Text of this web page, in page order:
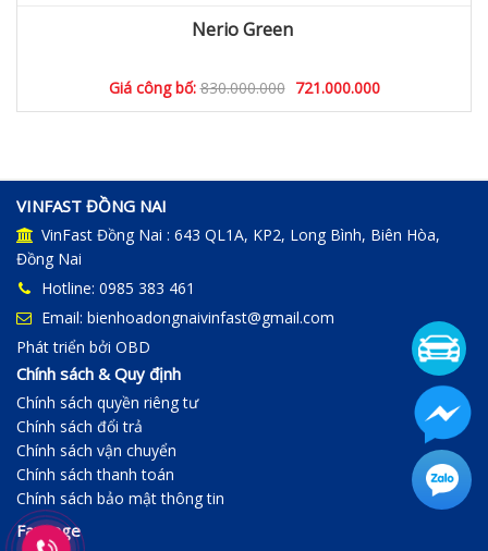
Nerio Green
Giá công bố:830.000.000 721.000.000
VINFAST ĐỒNG NAI
VinFast Đồng Nai : 643 QL1A, KP2, Long Bình, Biên Hòa,
Đồng Nai
Hotline: 0985 383 461
Email: bienhoadongnaivinfast@gmail.com
Phát triển bởi OBD
Chính sách & Quy định
Chính sách quyền riêng tư
Chính sách đổi trả
Chính sách vận chuyển
Chính sách thanh toán
Chính sách bảo mật thông tin
Fanpage